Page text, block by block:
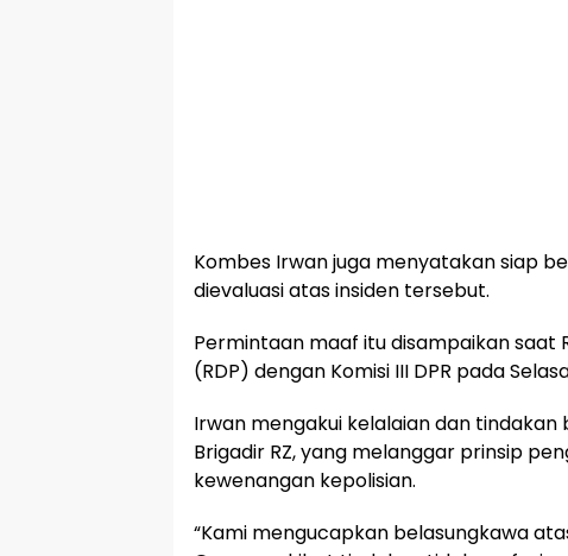
Kombes Irwan juga menyatakan siap
dievaluasi atas insiden tersebut.
Permintaan maaf itu disampaikan saat
(RDP) dengan Komisi III DPR pada
Irwan mengakui kelalaian dan
Brigadir RZ, yang melanggar prinsip
kewenangan kepolisian.
“Kami mengucapkan belasungkawa